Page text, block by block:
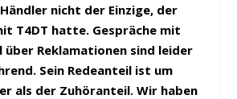
nicht der Einzige, der
T4DT hatte. Gespräche mit
über Reklamationen sind leider
Sein Redeanteil ist um
als der Zuhöranteil. Wir haben